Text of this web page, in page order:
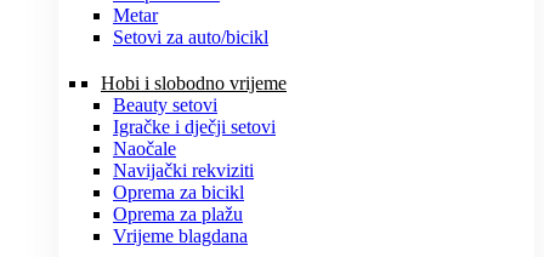
Metar
Setovi za auto/bicikl
Hobi i slobodno vrijeme
Beauty setovi
Igračke i dječji setovi
Naočale
Navijački rekviziti
Oprema za bicikl
Oprema za plažu
Vrijeme blagdana